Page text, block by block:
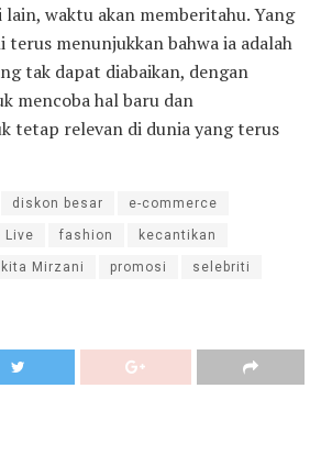
waktu akan memberitahu. Yang
menunjukkan bahwa ia adalah
tak dapat diabaikan, dengan
mencoba hal baru dan
tetap relevan di dunia yang terus
diskon besar e-commerce
Live fashion kecantikan
Mirzani promosi selebriti